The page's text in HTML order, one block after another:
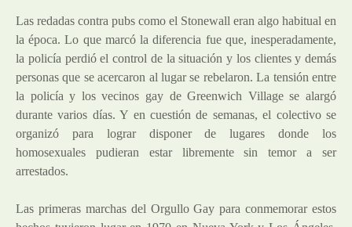
Las redadas contra pubs como el Stonewall eran algo habitual en
la época. Lo que marcó la diferencia fue que, inesperadamente,
la policía perdió el control de la situación y los clientes y demás
personas que se acercaron al lugar se rebelaron. La tensión entre
la policía y los vecinos gay de Greenwich Village se alargó
durante varios días. Y en cuestión de semanas, el colectivo se
organizó para lograr disponer de lugares donde los
homosexuales pudieran estar libremente sin temor a ser
arrestados.
Las primeras marchas del Orgullo Gay para conmemorar estos